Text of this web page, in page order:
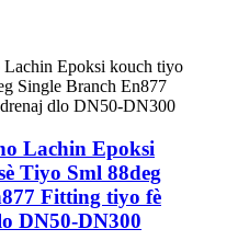
Lachin Epoksi
Tiyo Sml 88deg
Fitting tiyo fè
DN50-DN300